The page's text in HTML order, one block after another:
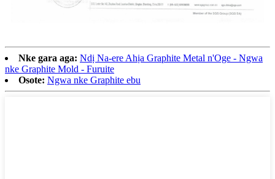
Nke gara aga: Ndị Na-ere Ahịa Graphite Metal n'Oge - Ngwa
nke Graphite Mold - Furuite
Osote: Ngwa nke Graphite ebu